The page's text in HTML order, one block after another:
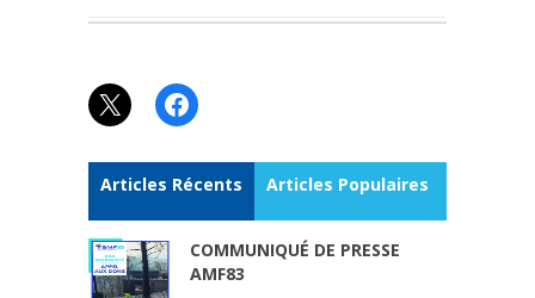
X Facebook
Articles Récents Articles Populaires
COMMUNIQUÉ DE PRESSE
AMF83